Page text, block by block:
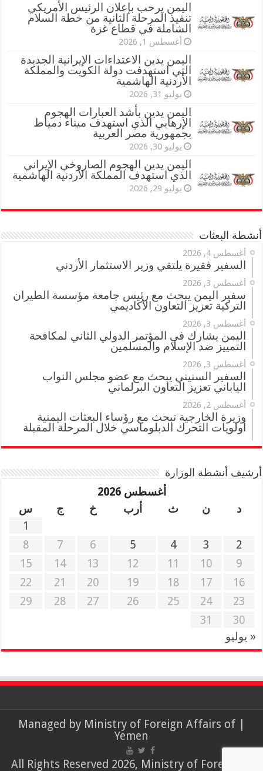
اليمن يرحب بإعلان الرئيس الأمريكي
تنفيذ المرحلة الثانية من خطة السلام
الشاملة في قطاع غزة
أغسطس 1, 2026
اليمن يدين الاعتداءات الإيرانية الجديدة
التي استهدفت دولة الكويت والمملكة
الأردنية الهاشمية
يوليو 31, 2026
اليمن يدين بأشد العبارات الهجوم
الإرهابي الذي استهدف ميناء دمياط
بجمهورية مصر العربية
يوليو 30, 2026
اليمن يدين الهجوم الصاروخي الإيراني
الذي استهدف المملكة الأردنية الهاشمية
يوليو 29, 2026
أنشطة البعثات
أغسطس 4, 2026
السفير فقيرة يلتقي وزير الاستثمار الأردني
أغسطس 3, 2026
سفير اليمن يبحث مع رئيس جامعة مؤسسة الطيران
التركية تعزيز التعاون الأكاديمي
أغسطس 3, 2026
اليمن يشارك في المؤتمر الدولي الثاني لمكافحة
التمييز ضد الإسلام والمسلمين
أغسطس 3, 2026
السفير السنيني يبحث مع عضو مجلس النواب
الياباني تعزيز التعاون البرلماني
أغسطس 2, 2026
وزيرة الخارجية تبحث مع رؤساء البعثات اليمنية
أولويات التحرك الدبلوماسي خلال المرحلة المقبلة
أرشيف أنشطة الوزارة
أغسطس 2026
د
ن ث أرب خ ج
س
1
2
3
4
5
6
7
8
9
10
11
12
13
14
15
16
17
18
19
20
21
22
23
24
25
26
27
28
29
30
31
« يوليو
Ministry of Foreign Affairs of
Yemen
© All Rights Reserved 2026, Ministry of Foreign